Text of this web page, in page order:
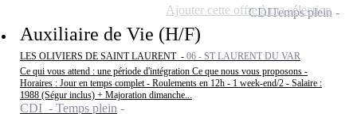
Auxiliaire de Vie (H/F)
LES OLIVIERS DE SAINT LAURENT - 06 - ST LAURENT DU VAR
Ce qui vous attend : une période d'intégration Ce que nous vous proposons -
Horaires : Jour en temps complet - Roulements en 12h - 1 week-end/2 - Salaire :
1988 (Ségur inclus) + Majoration dimanche...
CDI - Temps plein
CDITemps plein
Ajouter cette offre à ma sélection